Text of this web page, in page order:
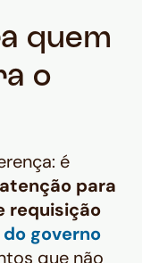
quem
o
é
para
requisição
governo
que não